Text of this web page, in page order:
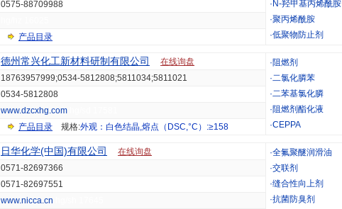
· N-羟甲基丙烯酰胺
·聚丙烯酰胺
·低聚物防止剂
0575-88709988
产品目录
德州常兴化工新材料研制有限公司 在线询盘 ·阻燃剂
·二氯化膦苯
·二苯基氯化膦
·阻燃剂酯化液
·CEPPA
18763957999;0534-5812808;5811034;5811021
0534-5812808
www.dzcxhg.com
产品目录 规格:外观：白色结晶,熔点（DSC,°C）:≥158
日华化学(中国)有限公司 在线询盘 ·全氟聚醚润滑油
·交联剂
·缝合性向上剂
·抗菌防臭剂
0571-82697366
0571-82697551
www.nicca.cn